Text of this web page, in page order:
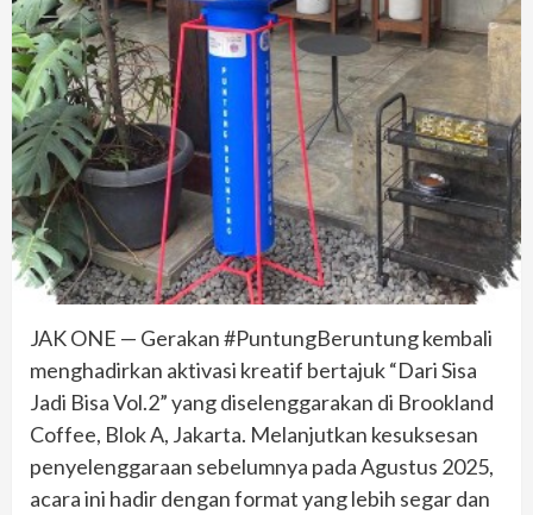
JAK ONE — Gerakan #PuntungBeruntung kembali
menghadirkan aktivasi kreatif bertajuk “Dari Sisa
Jadi Bisa Vol.2” yang diselenggarakan di Brookland
Coffee, Blok A, Jakarta. Melanjutkan kesuksesan
penyelenggaraan sebelumnya pada Agustus 2025,
acara ini hadir dengan format yang lebih segar dan